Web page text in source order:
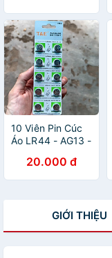
10 Viên Pin Cúc
Áo LR44 - AG13 -
20.000 đ
GIỚI THIỆU